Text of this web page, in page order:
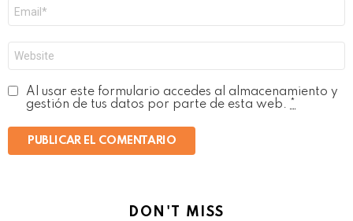
electrónico
*
Al usar este formulario accedes al almacenamiento y
gestión de tus datos por parte de esta web.
DON'T MISS